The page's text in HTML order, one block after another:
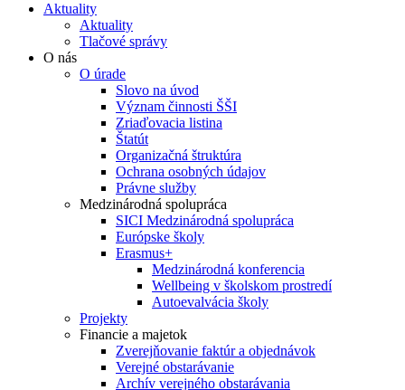
Aktuality
Aktuality
Tlačové správy
O nás
O úrade
Slovo na úvod
Význam činnosti ŠŠI
Zriaďovacia listina
Štatút
Organizačná štruktúra
Ochrana osobných údajov
Právne služby
Medzinárodná spolupráca
SICI Medzinárodná spolupráca
Európske školy
Erasmus+
Medzinárodná konferencia
Wellbeing v školskom prostredí
Autoevalvácia školy
Projekty
Financie a majetok
Zverejňovanie faktúr a objednávok
Verejné obstarávanie
Archív verejného obstarávania